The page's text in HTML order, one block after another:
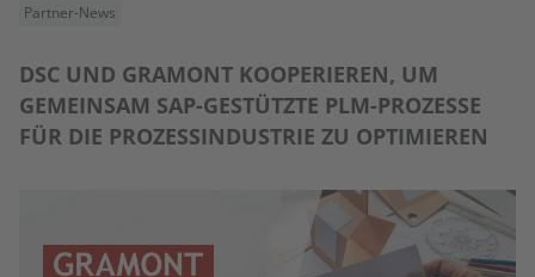
Partner-News
DSC UND GRAMONT KOOPERIEREN, UM
GEMEINSAM SAP-GESTÜTZTE PLM-PROZESSE
FÜR DIE PROZESSINDUSTRIE ZU OPTIMIEREN